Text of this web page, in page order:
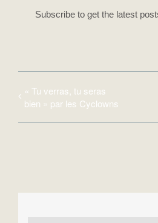
Subscribe to get the latest
« Tu verras, tu seras
bien » par les Cyclowns